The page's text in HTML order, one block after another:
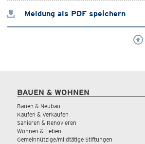
Meldung als PDF speichern
BAUEN & WOHNEN
Bauen & Neubau
Kaufen & Verkaufen
Sanieren & Renovieren
Wohnen & Leben
Gemeinnützige/mildtätige Stiftungen